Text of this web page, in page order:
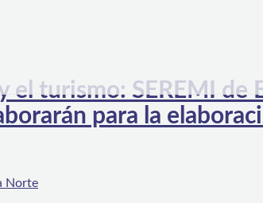
el turismo: SEREMI de
para la
Norte